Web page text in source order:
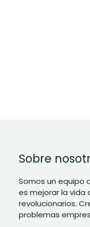
Sobre
Somos un equipo
es mejorar la
revolucionarios.
problemas